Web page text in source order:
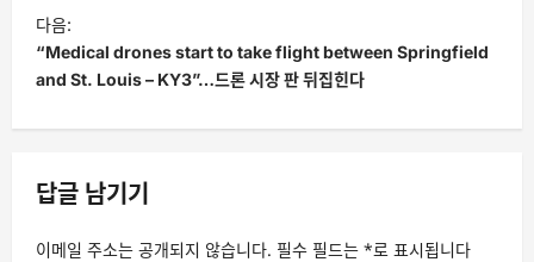
다음:
“Medical drones start to take flight between Springfield
and St. Louis – KY3”…드론 시장 판 뒤집힌다
답글 남기기
이메일 주소는 공개되지 않습니다. 필수 필드는 *로 표시됩니다